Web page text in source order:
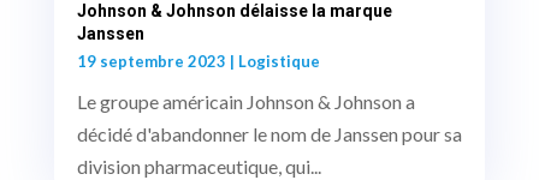
Johnson & Johnson délaisse la marque
Janssen
19 septembre 2023 | Logistique
Le groupe américain Johnson & Johnson a
décidé d'abandonner le nom de Janssen pour sa
division pharmaceutique, qui...